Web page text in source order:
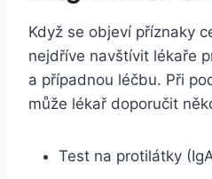
Když se objeví příznaky
nejdříve navštívit lékaře
a případnou léčbu. Při
může lékař doporučit
Test na protilátky